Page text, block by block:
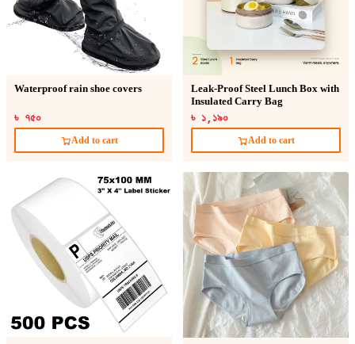
Waterproof rain shoe covers
৳ ৭৫০
Add to cart
Leak-Proof Steel Lunch Box with
Insulated Carry Bag
৳ ১,১৯০
Add to cart